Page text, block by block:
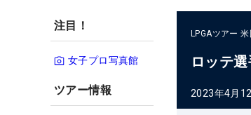
注目！
女子プロ写真館
ツアー情報
LPGAツアー 米
ロッテ
2023年4月